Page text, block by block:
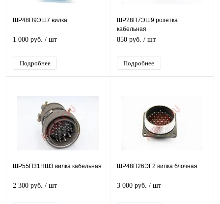
ШР48П9ЭШ7 вилка
1 000 руб. / шт
Подробнее
ШР28П7ЭШ9 розетка
кабельная
850 руб. / шт
Подробнее
ШР55П31НШ3 вилка кабельная
2 300 руб. / шт
ШР48П26ЭГ2 вилка блочная
3 000 руб. / шт